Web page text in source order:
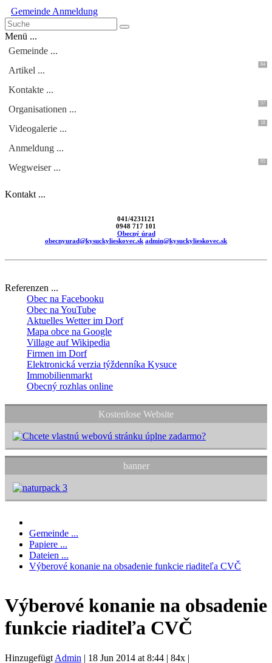
Gemeinde Anmeldung
Menü ...
Gemeinde ...
Artikel ...
84
Kontakte ...
Organisationen ...
57
Videogalerie ...
18
Anmeldung ...
Wegweiser ...
95
Kontakt ...
041/4231121
0948 717 101
Obecný úrad
obecnyurad@kysuckylieskovec.sk admin@kysuckylieskovec.sk
Referenzen ...
Obec na Facebooku
Obec na YouTube
Aktuelles Wetter im Dorf
Mapa obce na Google
Village auf Wikipedia
Firmen im Dorf
Elektronická verzia týždenníka Kysuce
Immobilienmarkt
Obecný rozhlas online
Kostenlose Website
banner
Gemeinde ...
Papiere ...
Dateien ...
Výberové konanie na obsadenie funkcie riaditeľa CVČ
Výberové konanie na obsadenie
funkcie riaditeľa CVČ
Hinzugefügt Admin | 18 Jun 2014 at 8:44 | 84x |